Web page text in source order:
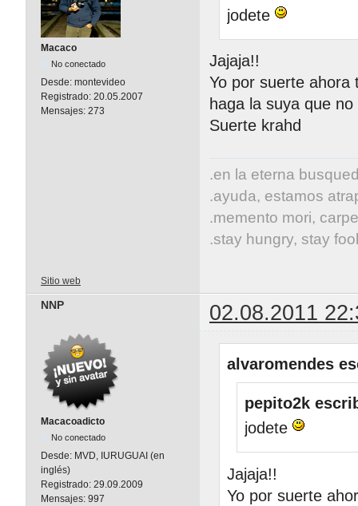
Macaco
No conectado
Desde: montevideo
Registrado: 20.05.2007
Mensajes: 273
jodete
Jajaja!!
Yo por suerte ahora
haga la suya que
Suerte krahd
.en la eterna
.ayuda, estamos
.memento mori,
.stay hungry, stay
Sitio web
NNP 02.08.2011
Macacoadicto
No conectado
Desde: MVD, IURUGUAI (en
inglés)
Registrado: 29.09.2009
Mensajes: 997
alvaromendes
pepito2k
jodete
Jajaja!!
Yo por suerte